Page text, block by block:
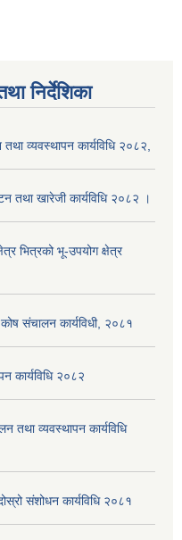
निर्देशिका
व्यवस्थापन कार्यविधि २०८२,
तथा खारेजी कार्यविधि २०८२ ।
भित्रको भू-उपयोग क्षेत्र
संचालन कार्यविधी, २०८१
कार्यविधि २०८२
तथा व्यवस्थापन कार्यविधि
संशोधन कार्यविधि २०८१